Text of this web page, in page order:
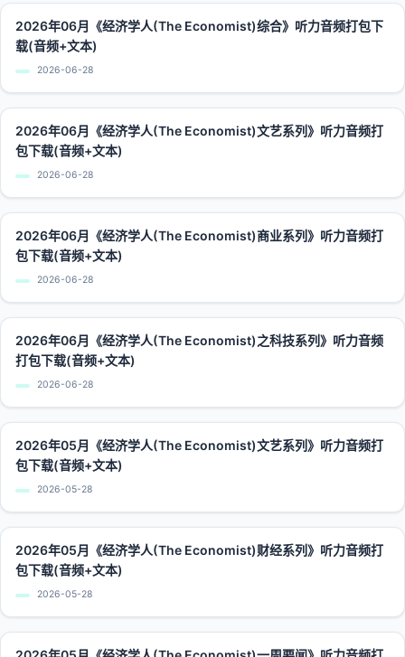
2026年06月《经济学人(The Economist)综合》听力音频打包下
载(音频+文本)
2026-06-28
2026年06月《经济学人(The Economist)文艺系列》听力音频打
包下载(音频+文本)
2026-06-28
2026年06月《经济学人(The Economist)商业系列》听力音频打
包下载(音频+文本)
2026-06-28
2026年06月《经济学人(The Economist)之科技系列》听力音频
打包下载(音频+文本)
2026-06-28
2026年05月《经济学人(The Economist)文艺系列》听力音频打
包下载(音频+文本)
2026-05-28
2026年05月《经济学人(The Economist)财经系列》听力音频打
包下载(音频+文本)
2026-05-28